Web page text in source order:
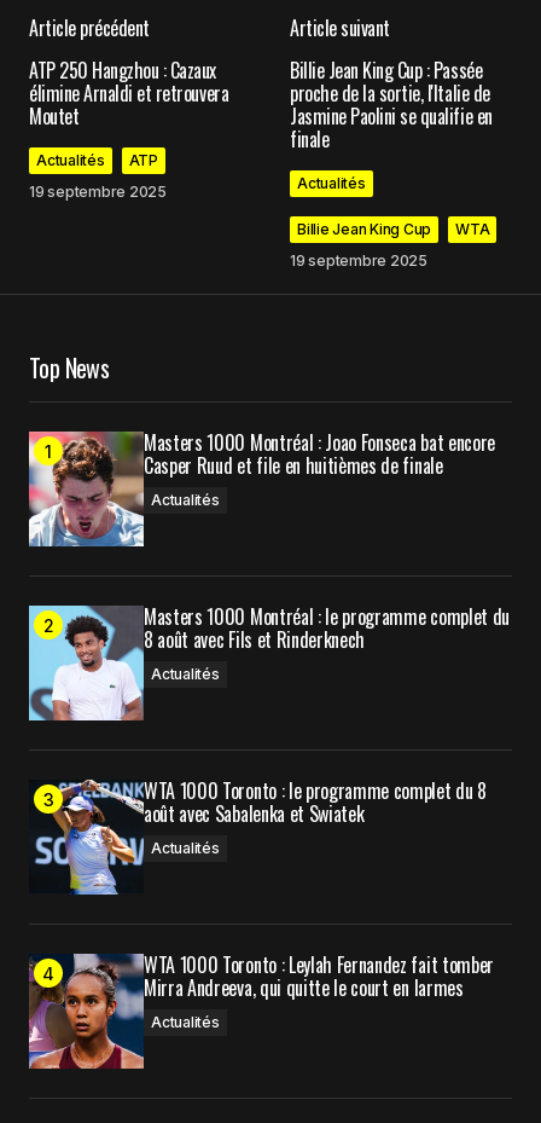
champs obligatoires sont indiqués avec *
Comment*
Your Name*
Your E-mail
Enregistrer mon nom, mon e-mail et mon site
dans le navigateur pour mon prochain
commentaire.
Prévenez-moi de tous les nouveaux articles par e-
mail.
Submit Comment
Article précédent
ATP 250 Hangzhou : Cazaux
élimine Arnaldi et retrouvera
Moutet
Actualités
ATP
19 septembre 2025
Article suivant
Billie Jean King Cup : Passée
proche de la sortie, l'Italie de
Jasmine Paolini se qualifie en
finale
Actualités
Billie Jean King Cup
WTA
19 septembre 2025
Top News
Masters 1000 Montréal : Joao Fonseca bat encore
Casper Ruud et file en huitièmes de finale
Actualités
Masters 1000 Montréal : le programme complet du
8 août avec Fils et Rinderknech
Actualités
WTA 1000 Toronto : le programme complet du 8
août avec Sabalenka et Swiatek
Actualités
WTA 1000 Toronto : Leylah Fernandez fait tomber
Mirra Andreeva, qui quitte le court en larmes
Actualités